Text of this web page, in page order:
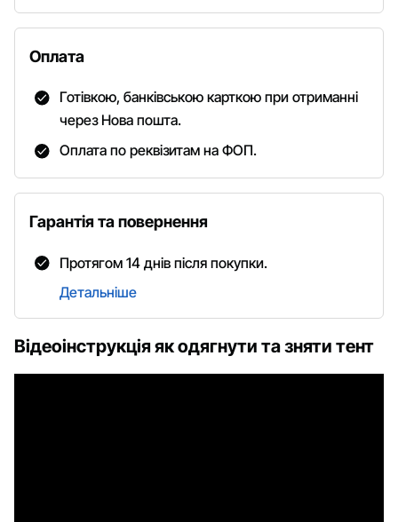
Відеоінструкція як одягнути та зняти тент
Оплата
Готівкою, банківською карткою при отриманні
через Нова пошта.
Оплата по реквізитам на ФОП.
Гарантія та повернення
Протягом 14 днів після покупки.
Детальніше